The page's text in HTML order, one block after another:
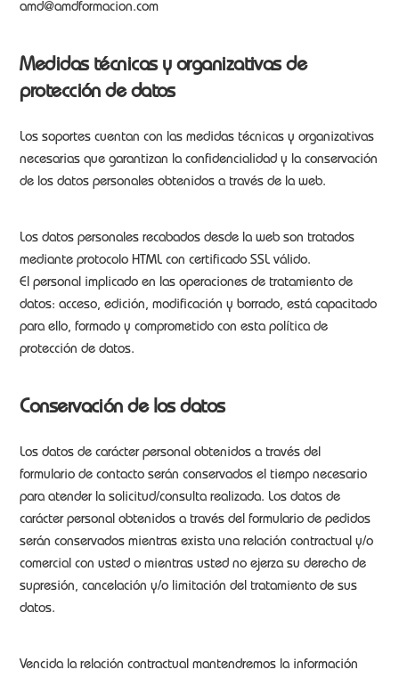
amd@amdformacion.com
Medidas técnicas y organizativas de
protección de datos
Los soportes cuentan con las medidas técnicas y organizativas
necesarias que garantizan la confidencialidad y la conservación
de los datos personales obtenidos a través de la web.
Los datos personales recabados desde la web son tratados
mediante protocolo HTML con certificado SSL válido.
El personal implicado en las operaciones de tratamiento de
datos: acceso, edición, modificación y borrado, está capacitado
para ello, formado y comprometido con esta política de
protección de datos.
Conservación de los datos
Los datos de carácter personal obtenidos a través del
formulario de contacto serán conservados el tiempo necesario
para atender la solicitud/consulta realizada. Los datos de
carácter personal obtenidos a través del formulario de pedidos
serán conservados mientras exista una relación contractual y/o
comercial con usted o mientras usted no ejerza su derecho de
supresión, cancelación y/o limitación del tratamiento de sus
datos.
Vencida la relación contractual mantendremos la información